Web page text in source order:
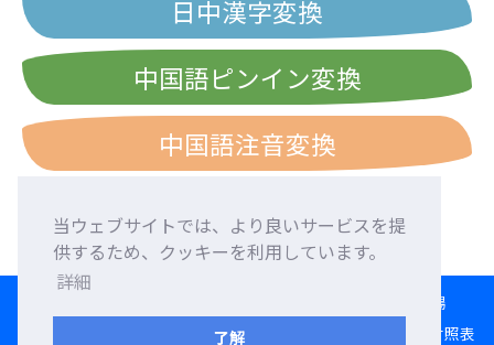
当ウェブサイトでは、より良いサービスを提
供するため、クッキーを利用しています。
詳細
了解
日中漢字変換
中国語ピンイン変換
中国語注音変換
交流広場
日本語ローマ字入力練習 西暦・和暦・民国暦対照表